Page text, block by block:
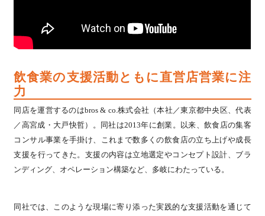
飲食業の支援活動ともに直営店営業に注
力
同店を運営するのはbros & co.株式会社（本社／東京都中央区、代表
／高宮成・大戸快哲）。同社は2013年に創業。以来、飲食店の集客
コンサル事業を手掛け、これまで数多くの飲食店の立ち上げや成長
支援を行ってきた。支援の内容は立地選定やコンセプト設計、ブラ
ンディング、オペレーション構築など、多岐にわたっている。
同社では、このような現場に寄り添った実践的な支援活動を通じて